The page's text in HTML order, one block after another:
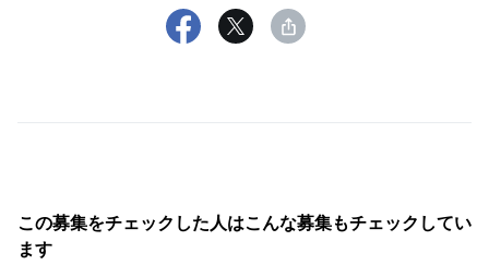
この募集をチェックした人はこんな募集もチェックしてい
ます